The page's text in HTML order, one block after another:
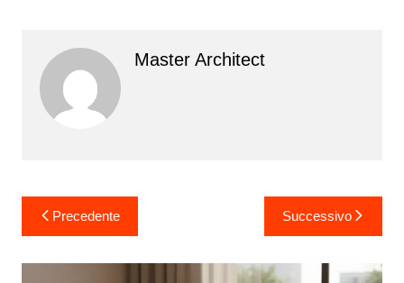
Master Architect
Navigazione
articoli
Precedente Successivo